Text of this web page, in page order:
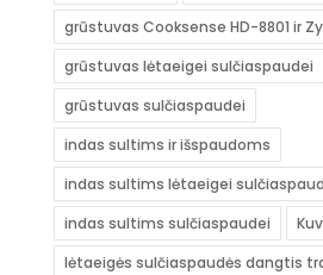
grūstuvas Cooksense HD-8801 ir
grūstuvas lėtaeigei sulčiaspaudei
grūstuvas sulčiaspaudei
indas sultims ir išspaudoms
indas sultims lėtaeigei
indas sultims sulčiaspaudei
lėtaeigės sulčiaspaudės dangtis